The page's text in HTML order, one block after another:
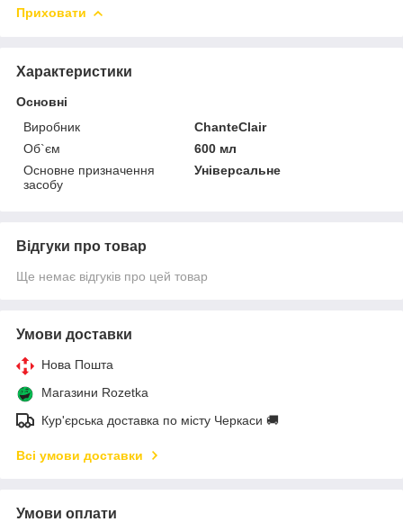
Приховати
Характеристики
Основні
Виробник
ChanteClair
Об`єм
600 мл
Основне призначення
засобу
Універсальне
Відгуки про товар
Ще немає відгуків про цей товар
Умови доставки
Нова Пошта
Магазини Rozetka
Кур'єрська доставка по місту Черкаси 🚚
Всі умови доставки
Умови оплати